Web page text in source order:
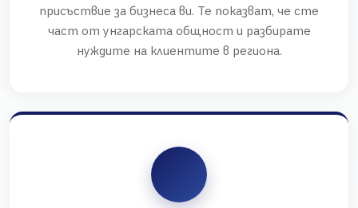
присъствие за бизнеса ви. Те показват, че сте
част от унгарската общност и разбирате
нуждите на клиентите в региона.